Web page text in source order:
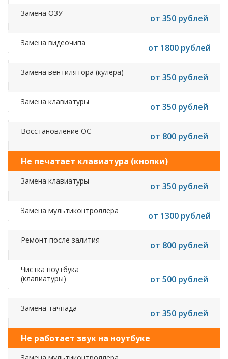
Замена ОЗУ от 350 рублей
Замена видеочипа от 1800 рублей
Замена вентилятора (кулера) от 350 рублей
Замена клавиатуры от 350 рублей
Восстановление ОС от 800 рублей
Не печатает клавиатура (кнопки)
Замена клавиатуры от 350 рублей
Замена мультиконтроллера от 1300 рублей
Ремонт после залития от 800 рублей
Чистка ноутбука
(клавиатуры)
от 500 рублей
Замена тачпада от 350 рублей
Не работает звук на ноутбуке